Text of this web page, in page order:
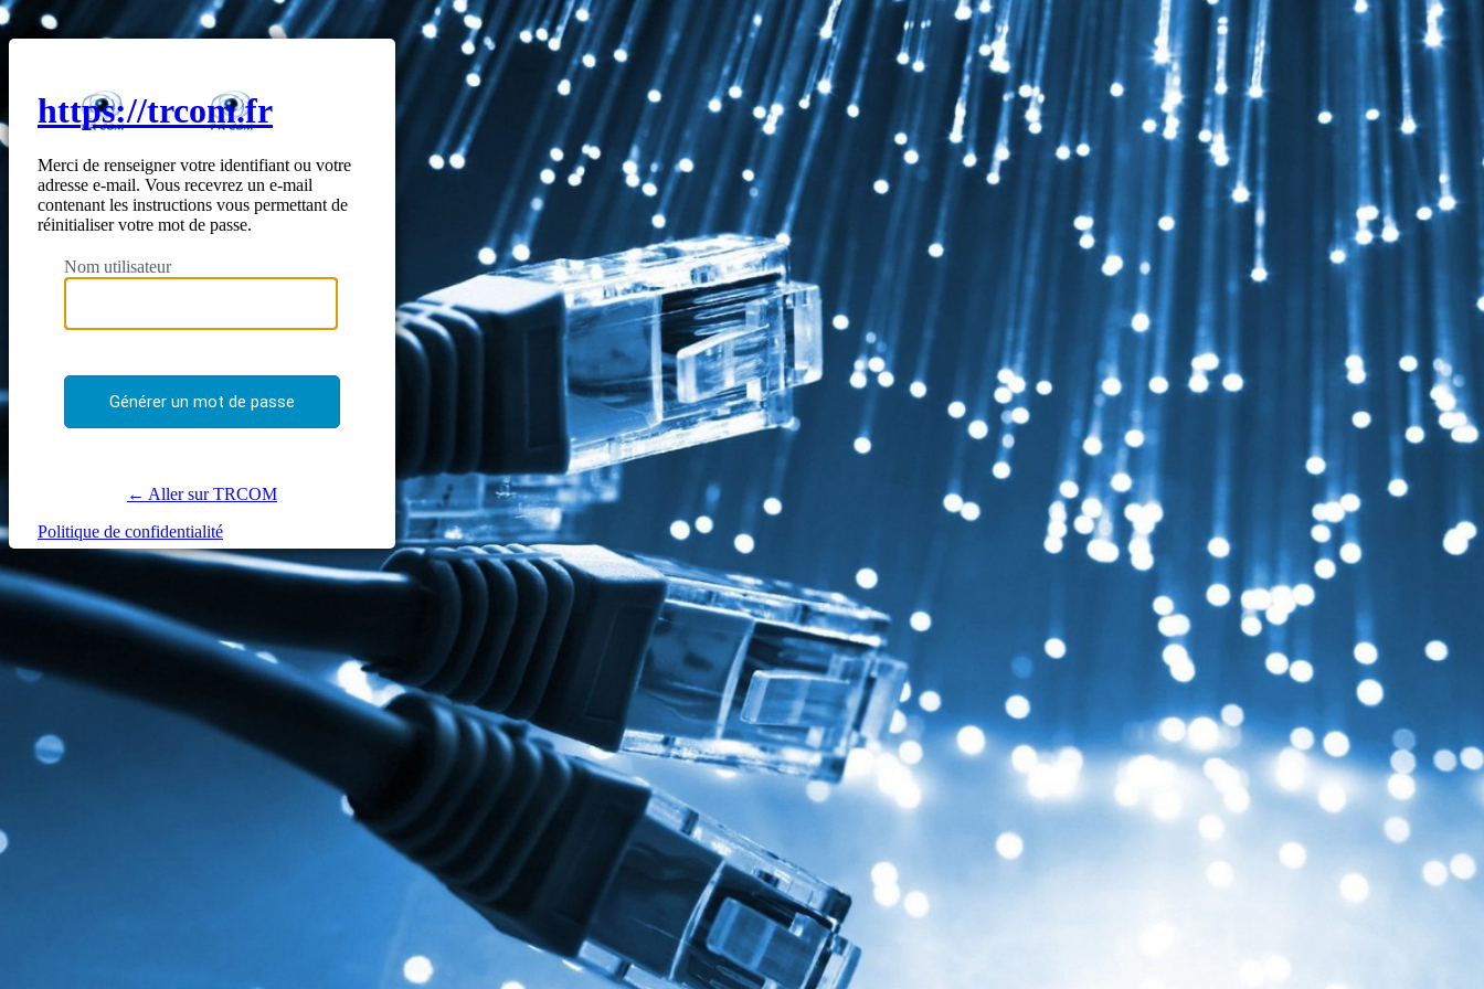
https://trcom.fr
Merci de renseigner votre identifiant ou votre
adresse e-mail. Vous recevrez un e-mail
contenant les instructions vous permettant de
réinitialiser votre mot de passe.
Nom utilisateur
← Aller sur TRCOM
Politique de confidentialité